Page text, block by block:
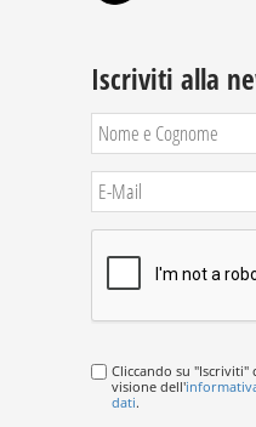
Iscriviti alla
Cliccando su
visione dell'
dati.